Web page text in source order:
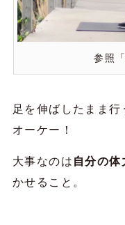
参照
足を伸ばしたまま行
オーケー！
大事なのは 自分の体
かせること。